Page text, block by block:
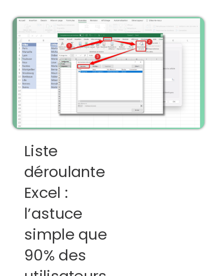
Liste
déroulante
Excel :
l’astuce
simple que
90% des